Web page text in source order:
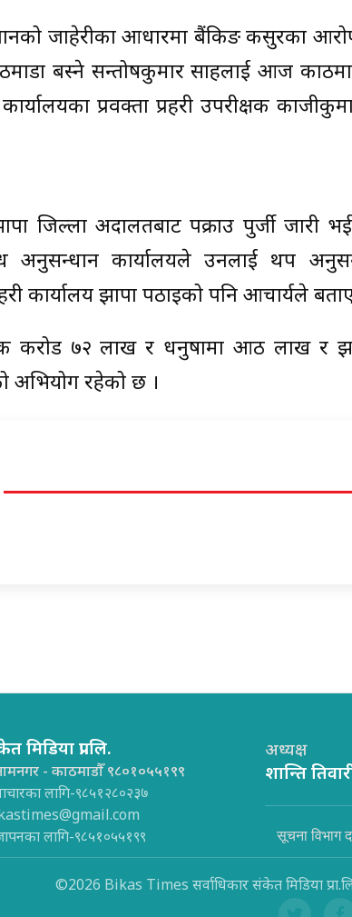
जाहेरीका आधारमा बैंकिङ कसुरका
बस्ने सन्तोषकुमार साहलाई आज
प्रवक्ता प्रहरी उपरीक्षक
जिल्ला अदालतबाट पक्राउ पुर्जी जारी
अनुसन्धान कार्यालयले उनलाई थप
कार्यालय झापा पठाइको पनि आचार्यले
करोड ७२ लाख र धनुषामा आठ लाख र
अभियोग रहेको छ ।
मिडिया प्रा.लि.
- काठमाडौँ ९८०१०५५१९९
लागि-९८५१२८०२३७
लागि-९८५१०५५१९९
अध्यक्ष
शान्ति
सूचना विभाग
©2026 Bikas Times सर्वाधिकार संकेत मिडिया